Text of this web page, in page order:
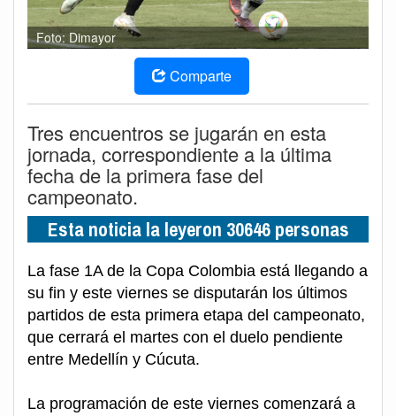
Foto: Dimayor
Comparte
Tres encuentros se jugarán en esta
jornada, correspondiente a la última
fecha de la primera fase del
campeonato.
Esta noticia la leyeron 30646 personas
La fase 1A de la Copa Colombia está llegando a
su fin y este viernes se disputarán los últimos
partidos de esta primera etapa del campeonato,
que cerrará el martes con el duelo pendiente
entre Medellín y Cúcuta.
La programación de este viernes comenzará a